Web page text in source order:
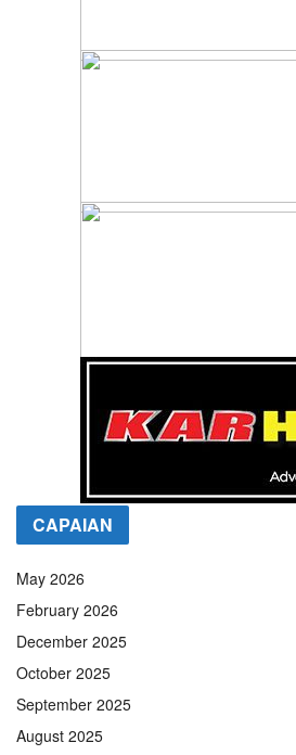
CAPAIAN
May 2026
February 2026
December 2025
October 2025
September 2025
August 2025